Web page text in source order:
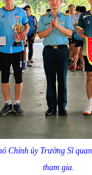
Chính ủy Trường Sĩ
tham gia.